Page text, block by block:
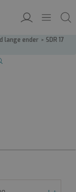
lange ender / SDR 17